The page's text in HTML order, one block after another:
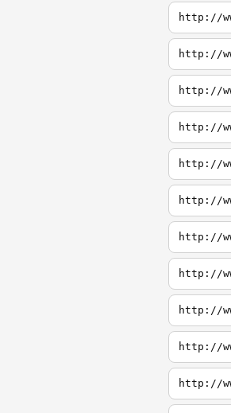
http://
http://
http://
http://
http://
http://
http://
http://
http://
http://
http://